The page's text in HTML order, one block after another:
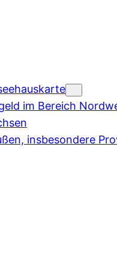
im Bereich
insbesondere